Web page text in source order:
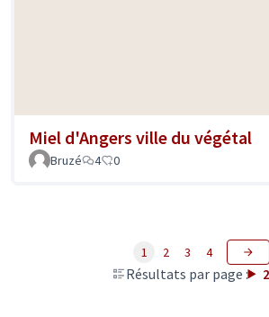
Miel d'Angers ville du végétal
Bruzé
4 0
Résultats par page :
1 2 3 4